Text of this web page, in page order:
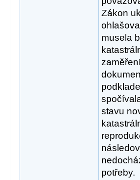
Zákon
musela
stavu
potřeby.